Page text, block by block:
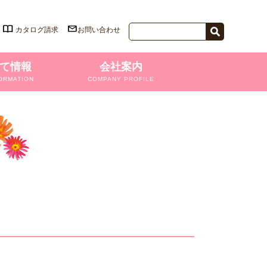
カタログ請求 お問い合わせ
情報 会社案内
COMPANY PROFILE